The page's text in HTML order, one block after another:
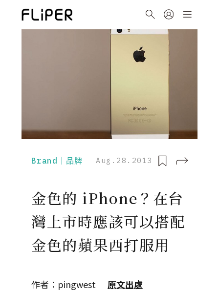
Brand｜品牌 Aug.28.2013
金色的 iPhone？在台
灣上市時應該可以搭配
金色的蘋果西打服用
作者：pingwest 原文出處